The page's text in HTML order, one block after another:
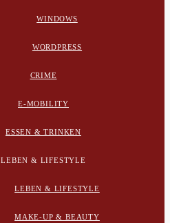
WINDOWS
WORDPRESS
CRIME
E-MOBILITY
ESSEN & TRINKEN
LEBEN & LIFESTYLE
LEBEN & LIFESTYLE
MAKE-UP & BEAUTY